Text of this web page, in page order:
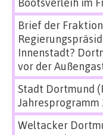
Brief der
Innenstadt?
vor der
Stadt Dortmund
Jahresprogramm
Weltacker